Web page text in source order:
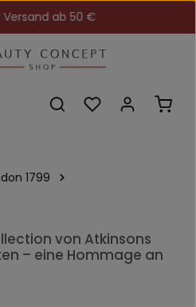
Versand ab 50 €
Du hast 0
1799
von Atkinsons
– eine Hommage an